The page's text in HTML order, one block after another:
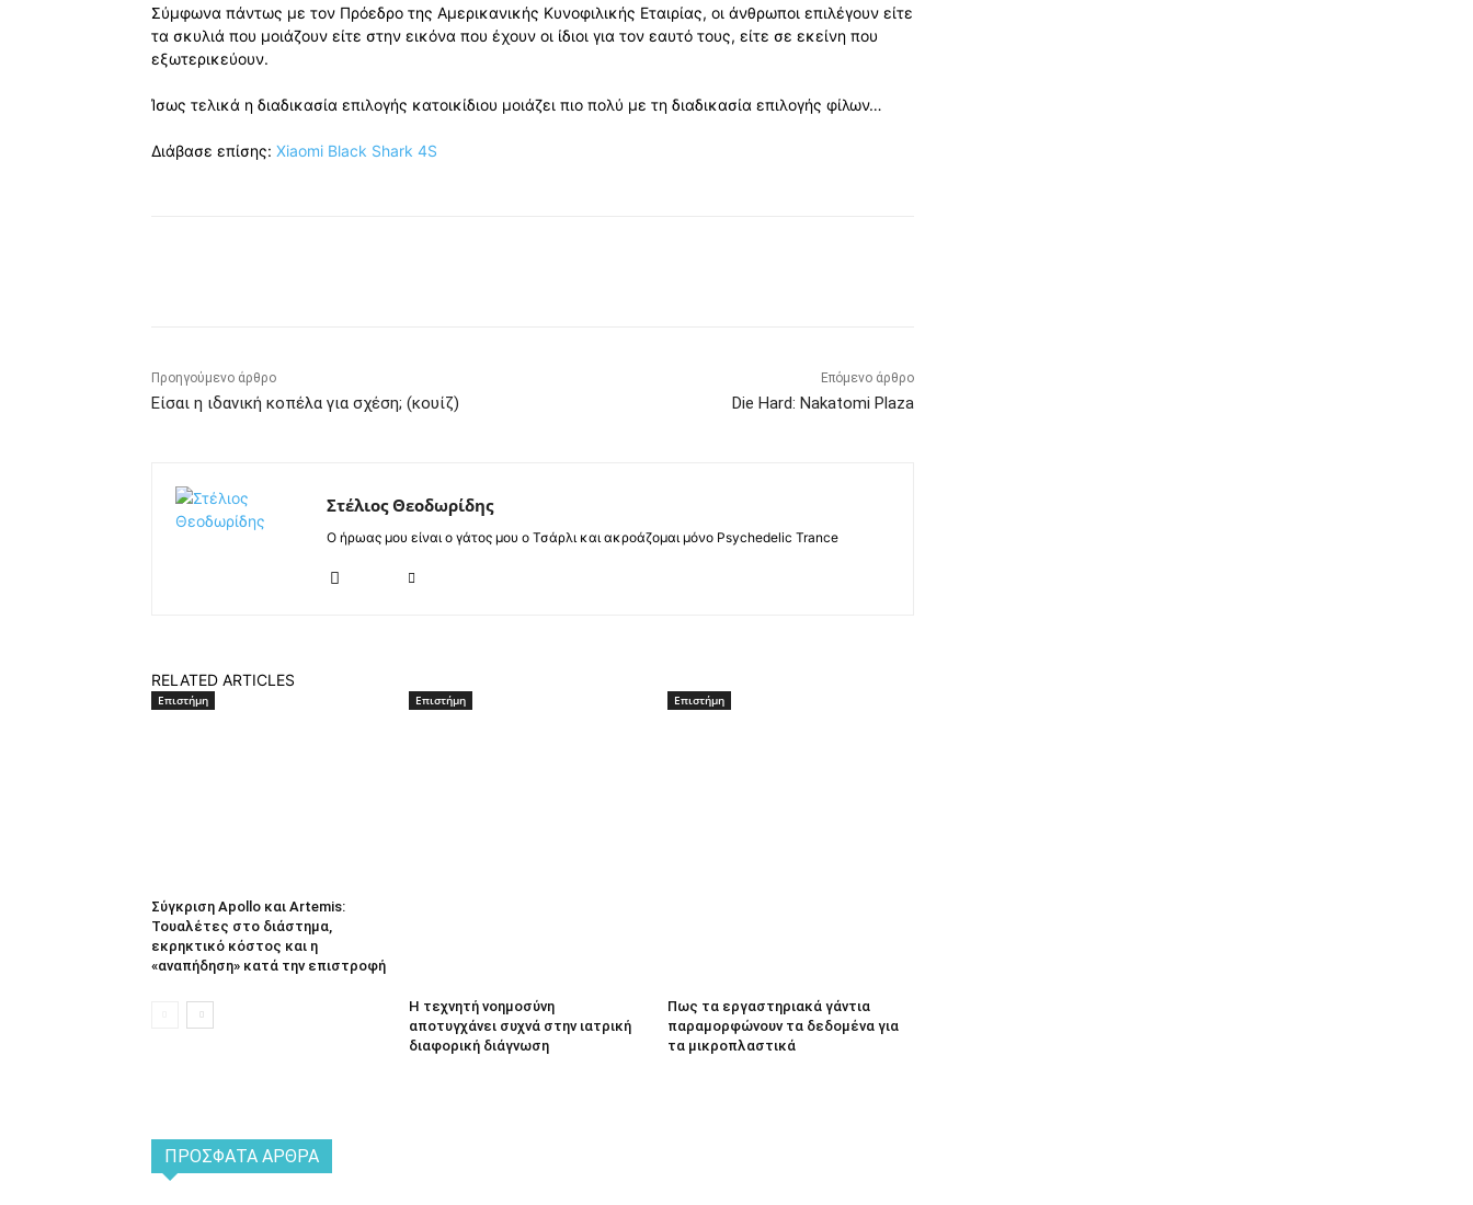
Σύμφωνα πάντως με τον Πρόεδρο της Αμερικανικής Κυνοφιλικής Εταιρίας, οι άνθρωποι επιλέγουν είτε
τα σκυλιά που μοιάζουν είτε στην εικόνα που έχουν οι ίδιοι για τον εαυτό τους, είτε σε εκείνη που
εξωτερικεύουν.
Ίσως τελικά η διαδικασία επιλογής κατοικίδιου μοιάζει πιο πολύ με τη διαδικασία επιλογής φίλων…
Διάβασε επίσης: Xiaomi Black Shark 4S
Προηγούμενο άρθρο
Είσαι η ιδανική κοπέλα για σχέση; (κουίζ)
Επόμενο άρθρο
Die Hard: Nakatomi Plaza
Στέλιος Θεοδωρίδης
Ο ήρωας μου είναι ο γάτος μου ο Τσάρλι και ακροάζομαι μόνο Psychedelic Trance
RELATED ARTICLES
Επιστήμη
Σύγκριση Apollo και Artemis:
Τουαλέτες στο διάστημα,
εκρηκτικό κόστος και η
«αναπήδηση» κατά την επιστροφή
Επιστήμη
Η τεχνητή νοημοσύνη
αποτυγχάνει συχνά στην ιατρική
διαφορική διάγνωση
Επιστήμη
Πως τα εργαστηριακά γάντια
παραμορφώνουν τα δεδομένα για
τα μικροπλαστικά
ΠΡΌΣΦΑΤΑ ΆΡΘΡΑ